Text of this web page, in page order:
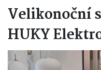
Velikonoční
HUKY